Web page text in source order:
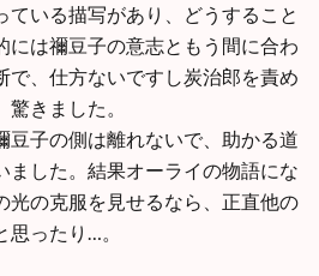
ている描写があり、どうすること
には禰豆子の意志ともう間に合わ
で、仕方ないですし炭治郎を責め
きました。
豆子の側は離れないで、助かる道
ました。結果オーライの物語にな
光の克服を見せるなら、正直他の
ったり…。